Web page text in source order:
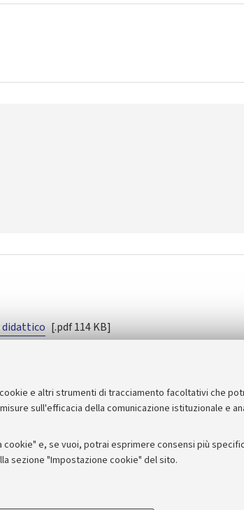
e altri strumenti di tracciamento facoltativi che
sull'efficacia della comunicazione istituzionale e
e, se vuoi, potrai esprimere consensi più
sezione "Impostazione cookie" del sito.
didattico [.pdf 114 KB]
NormAteneo